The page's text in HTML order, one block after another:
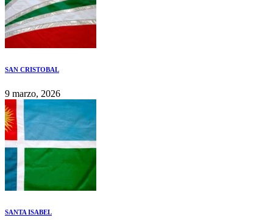
SAN CRISTOBAL
9 marzo, 2026
SANTA ISABEL